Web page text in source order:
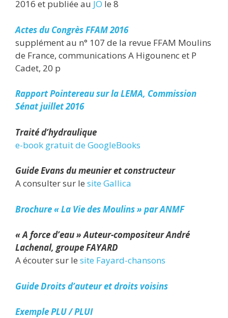
2016 et publiée au JO le 8
Actes du Congrès FFAM 2016
supplément au n° 107 de la revue FFAM Moulins
de France, communications A Higounenc et P
Cadet, 20 p
Rapport Pointereau sur la LEMA, Commission
Sénat juillet 2016
Traité d’hydraulique
e-book gratuit de GoogleBooks
Guide Evans du meunier et constructeur
A consulter sur le site Gallica
Brochure « La Vie des Moulins » par ANMF
« A force d’eau » Auteur-compositeur André
Lachenal, groupe FAYARD
A écouter sur le site Fayard-chansons
Guide Droits d’auteur et droits voisins
Exemple PLU / PLUI